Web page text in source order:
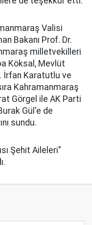
Valisi
Bakanı Prof. Dr.
milletvekilleri
Köksal, Mevlüt
İrfan Karatutlu ve
Kahramanmaraş
Görgel ile AK Parti
Gül'e de
sundu.
Şehit Aileleri"